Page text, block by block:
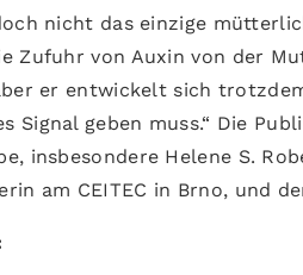
nicht das einzige
Zufuhr von Auxin von der
er entwickelt sich
Signal geben muss.“ Die
insbesondere Helene S.
am CEITEC in Brno, und